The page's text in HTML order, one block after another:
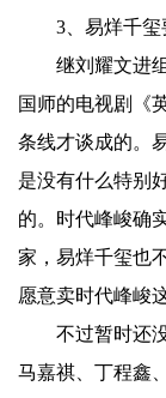
3、易烊千玺
继刘耀文进
国师的电视剧《
条线才谈成的。
是没有什么特别
的。时代峰峻确
家，易烊千玺也
愿意卖时代峰峻
不过暂时还
马嘉祺、丁程鑫